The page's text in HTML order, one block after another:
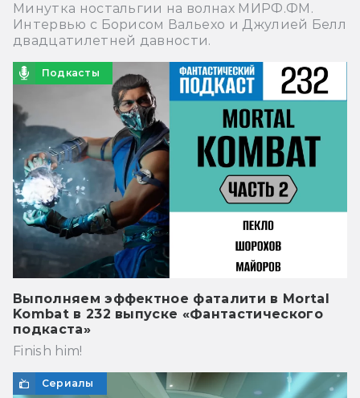
Минутка ностальгии на волнах МИРФ.ФМ.
Интервью с Борисом Вальехо и Джулией Белл
двадцатилетней давности.
Подкасты
Выполняем эффектное фаталити в Mortal
Kombat в 232 выпуске «Фантастического
подкаста»
Finish him!
Сериалы